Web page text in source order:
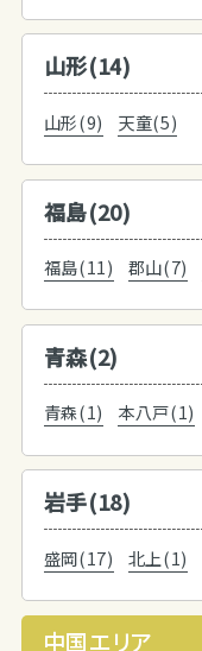
山形(14)
山形(9) 天童(5)
福島(20)
福島(11) 郡山(7)
青森(2)
青森(1) 本八戸(1)
岩手(18)
盛岡(17) 北上(1)
中国エリア